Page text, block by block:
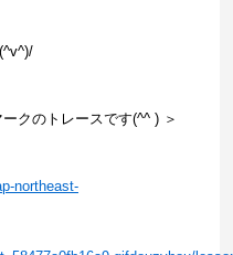
クのトレースです(^^ ) ＞
northeast-